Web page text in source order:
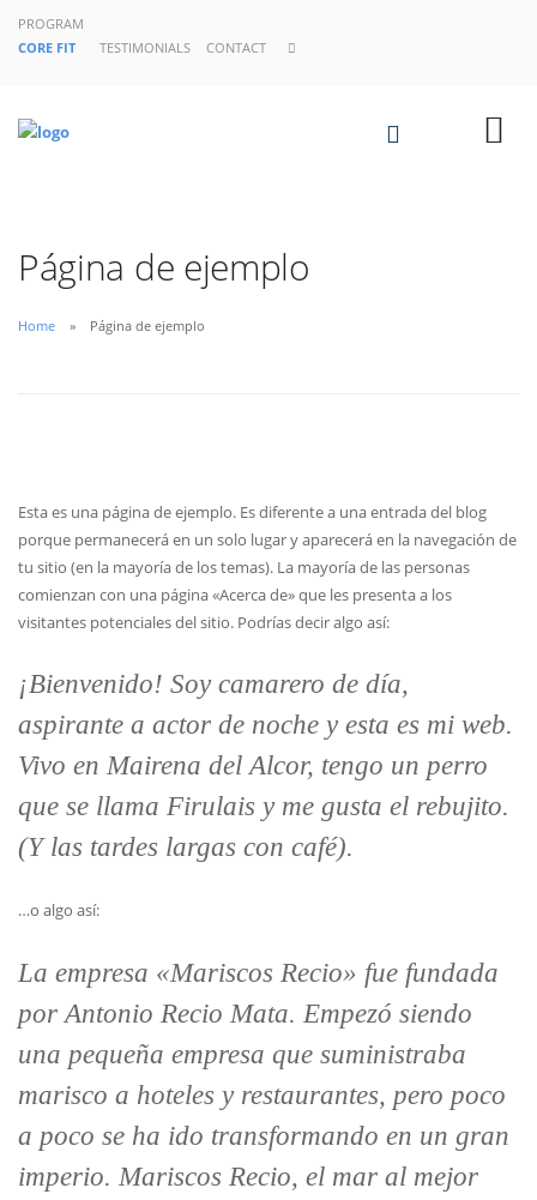
PROGRAM
CORE FIT
TESTIMONIALS CONTACT
Página de ejemplo
Home Página de ejemplo
Esta es una página de ejemplo. Es diferente a una entrada del blog
porque permanecerá en un solo lugar y aparecerá en la navegación de
tu sitio (en la mayoría de los temas). La mayoría de las personas
comienzan con una página «Acerca de» que les presenta a los
visitantes potenciales del sitio. Podrías decir algo así:
¡Bienvenido! Soy camarero de día,
aspirante a actor de noche y esta es mi web.
Vivo en Mairena del Alcor, tengo un perro
que se llama Firulais y me gusta el rebujito.
(Y las tardes largas con café).
…o algo así:
La empresa «Mariscos Recio» fue fundada
por Antonio Recio Mata. Empezó siendo
una pequeña empresa que suministraba
marisco a hoteles y restaurantes, pero poco
a poco se ha ido transformando en un gran
imperio. Mariscos Recio, el mar al mejor